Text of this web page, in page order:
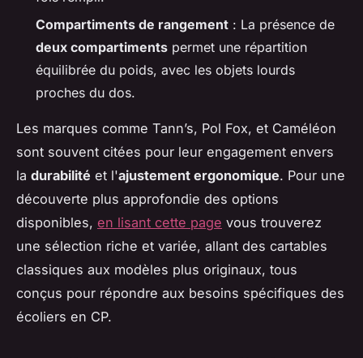
Compartiments de rangement : La présence de
deux compartiments permet une répartition
équilibrée du poids, avec les objets lourds
proches du dos.
Les marques comme Tann’s, Pol Fox, et Caméléon
sont souvent citées pour leur engagement envers
la durabilité et l'ajustement ergonomique. Pour une
découverte plus approfondie des options
disponibles, en lisant cette page vous trouverez
une sélection riche et variée, allant des cartables
classiques aux modèles plus originaux, tous
conçus pour répondre aux besoins spécifiques des
écoliers en CP.